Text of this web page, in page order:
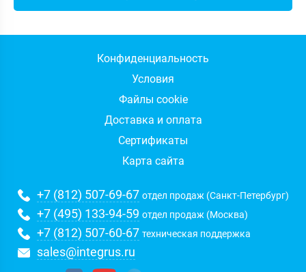
Конфиденциальность
Условия
Файлы cookie
Доставка и оплата
Сертификаты
Карта сайта
+7 (812) 507-69-67 отдел продаж (Санкт-Петербург)
+7 (495) 133-94-59 отдел продаж (Москва)
+7 (812) 507-60-67 техническая поддержка
sales@integrus.ru